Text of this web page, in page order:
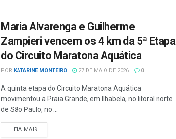
Maria Alvarenga e Guilherme
Zampieri vencem os 4 km da 5ª Etapa
do Circuito Maratona Aquática
POR KATARINE MONTEIRO 27 DE MAIO DE 2026 0
A quinta etapa do Circuito Maratona Aquática
movimentou a Praia Grande, em Ilhabela, no litoral norte
de São Paulo, no ...
LEIA MAIS